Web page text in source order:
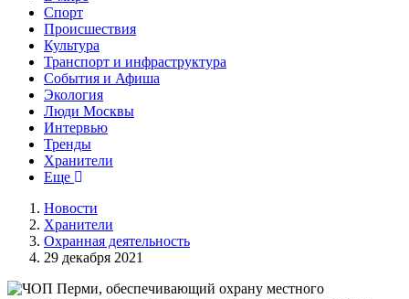
Спорт
Происшествия
Культура
Транспорт и инфраструктура
События и Афиша
Экология
Люди Москвы
Интервью
Тренды
Хранители
Еще
Новости
Хранители
Охранная деятельность
29 декабря 2021